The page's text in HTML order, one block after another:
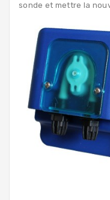
sonde et mettre la